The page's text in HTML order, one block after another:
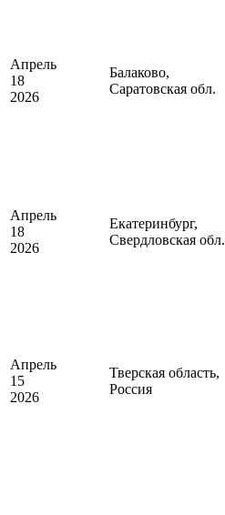
Апрель
18
2026
Балаково,
Саратовская обл.
Апрель
18
2026
Екатеринбург,
Свердловская обл.
Апрель
15
2026
Тверская область,
Россия